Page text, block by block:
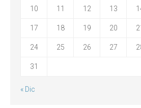
10 11 12 13
17 18 19 20
24 25 26 27
31
« Dic